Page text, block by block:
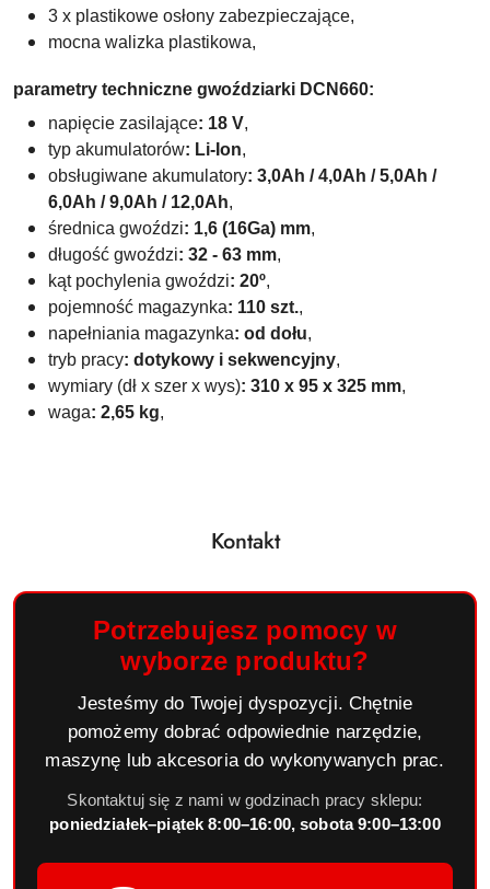
3 x plastikowe osłony zabezpieczające,
mocna walizka plastikowa,
parametry techniczne gwoździarki DCN660:
napięcie zasilające: 18 V,
typ akumulatorów: Li-Ion,
obsługiwane akumulatory: 3,0Ah / 4,0Ah / 5,0Ah /
6,0Ah / 9,0Ah / 12,0Ah,
średnica gwoździ: 1,6 (16Ga) mm,
długość gwoździ: 32 - 63 mm,
kąt pochylenia gwoździ: 20º,
pojemność magazynka: 110 szt.,
napełniania magazynka: od dołu,
tryb pracy: dotykowy i sekwencyjny,
wymiary (dł x szer x wys): 310 x 95 x 325 mm,
waga: 2,65 kg,
Kontakt
Potrzebujesz pomocy w
wyborze produktu?
Jesteśmy do Twojej dyspozycji. Chętnie
pomożemy dobrać odpowiednie narzędzie,
maszynę lub akcesoria do wykonywanych prac.
Skontaktuj się z nami w godzinach pracy sklepu:
poniedziałek–piątek 8:00–16:00, sobota 9:00–13:00